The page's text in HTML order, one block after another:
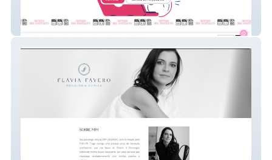
Starlight Webdesign